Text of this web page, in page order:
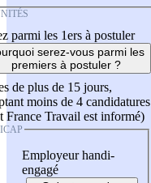
parmi les 1ers à postuler
serez-vous parmi les
premiers à postuler ?
de plus de 15 jours,
moins de 4 candidatures
France Travail est informé)
Employeur handi-
engagé